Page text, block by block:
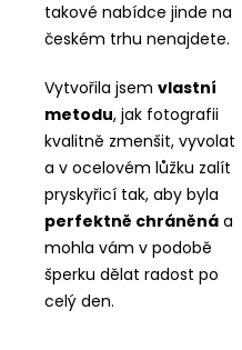
takové nabídce jinde na
českém trhu nenajdete.
Vytvořila jsem vlastní
metodu, jak fotografii
kvalitně zmenšit, vyvolat
a v ocelovém lůžku zalít
pryskyřicí tak, aby byla
perfektně chráněná a
mohla vám v podobě
šperku dělat radost po
celý den.